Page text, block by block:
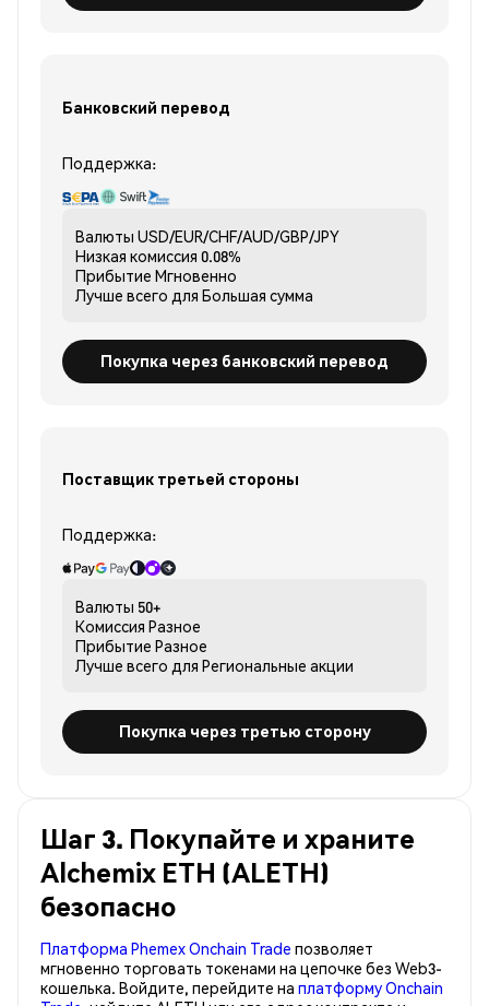
Банковский перевод
Поддержка:
Валюты USD/EUR/CHF/AUD/GBP/JPY
Низкая комиссия 0.08%
Прибытие Мгновенно
Лучше всего для Большая сумма
Покупка через банковский перевод
Поставщик третьей стороны
Поддержка:
Валюты 50+
Комиссия Разное
Прибытие Разное
Лучше всего для Региональные акции
Покупка через третью сторону
Шаг 3. Покупайте и храните
Alchemix ETH (ALETH)
безопасно
Платформа Phemex Onchain Trade позволяет
мгновенно торговать токенами на цепочке без Web3-
кошелька. Войдите, перейдите на платформу Onchain